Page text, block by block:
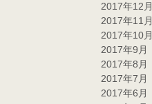
2017年12月
2017年11月
2017年10月
2017年9月
2017年8月
2017年7月
2017年6月